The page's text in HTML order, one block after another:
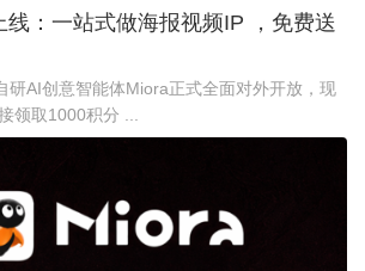
线：一站式做海报视频IP ，免费送
研AI创意智能体Miora正式全面对外开放，现
领取1000积分 ...